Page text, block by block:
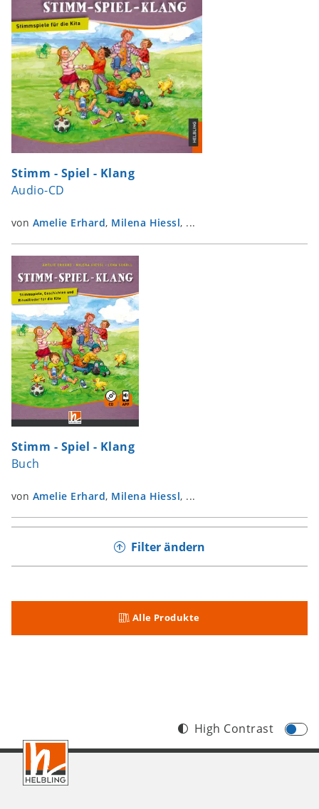
Stimm - Spiel - Klang
Audio-CD
von Amelie Erhard, Milena Hiessl, ...
Stimm - Spiel - Klang
Buch
von Amelie Erhard, Milena Hiessl, ...
Filter ändern
Alle Produkte
Footer
CH
High Contrast